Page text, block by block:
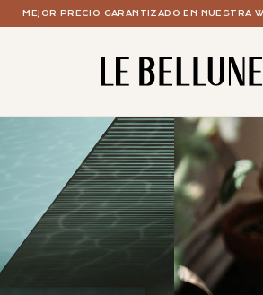
MEJOR PRECIO GARANTIZADO EN NUESTRA